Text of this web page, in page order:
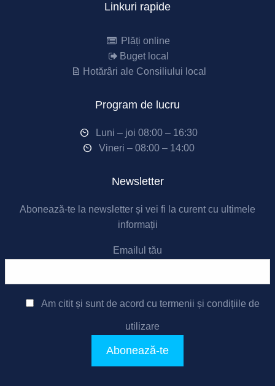
Linkuri rapide
Plăți online
Buget local
Hotărâri ale Consiliului local
Program de lucru
Luni – joi 08:00 – 16:30
Vineri – 08:00 – 14:00
Newsletter
Abonează-te la newsletter și vei fi la curent cu ultimele
informații
Emailul tău
Am citit și sunt de acord cu termenii și condițiile de
utilizare